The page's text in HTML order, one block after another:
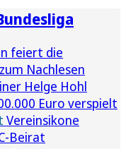
feiert die
Nachlesen
Helge Hohl
Euro verspielt
Vereinsikone
Beirat